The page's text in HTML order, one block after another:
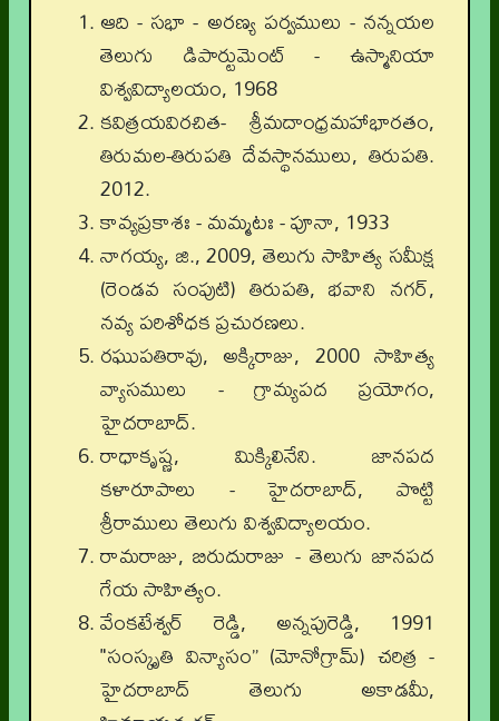
ఆది - సభా - అరణ్య పర్వములు - నన్నయల
తెలుగు డిపార్టుమెంట్ - ఉస్మానియా
విశ్వవిద్యాలయం, 1968
కవిత్రయవిరచిత- శ్రీమదాంధ్రమహాభారతం,
తిరుమల-తిరుపతి దేవస్థానములు, తిరుపతి.
2012.
కావ్యప్రకాశః - మమ్మటః - పూనా, 1933
నాగయ్య, జి., 2009, తెలుగు సాహిత్య సమీక్ష
(రెండవ సంపుటి) తిరుపతి, భవాని నగర్,
నవ్య పరిశోధక ప్రచురణలు.
రఘుపతిరావు, అక్కిరాజు, 2000 సాహిత్య
వ్యాసములు - గ్రామ్యపద ప్రయోగం,
హైదరాబాద్.
రాధాకృష్ణ, మిక్కిలినేని. జానపద
కళారూపాలు - హైదరాబాద్, పొట్టి
శ్రీరాములు తెలుగు విశ్వవిద్యాలయం.
రామరాజు, బిరుదురాజు - తెలుగు జానపద
గేయ సాహిత్యం.
వేంకటేశ్వర్ రెడ్డి, అన్నపురెడ్డి, 1991
"సంస్కృతి విన్యాసం” (మోనోగ్రామ్) చరిత్ర -
హైదరాబాద్ తెలుగు అకాడమీ,